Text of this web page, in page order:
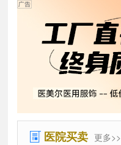
医院买卖 更多>>